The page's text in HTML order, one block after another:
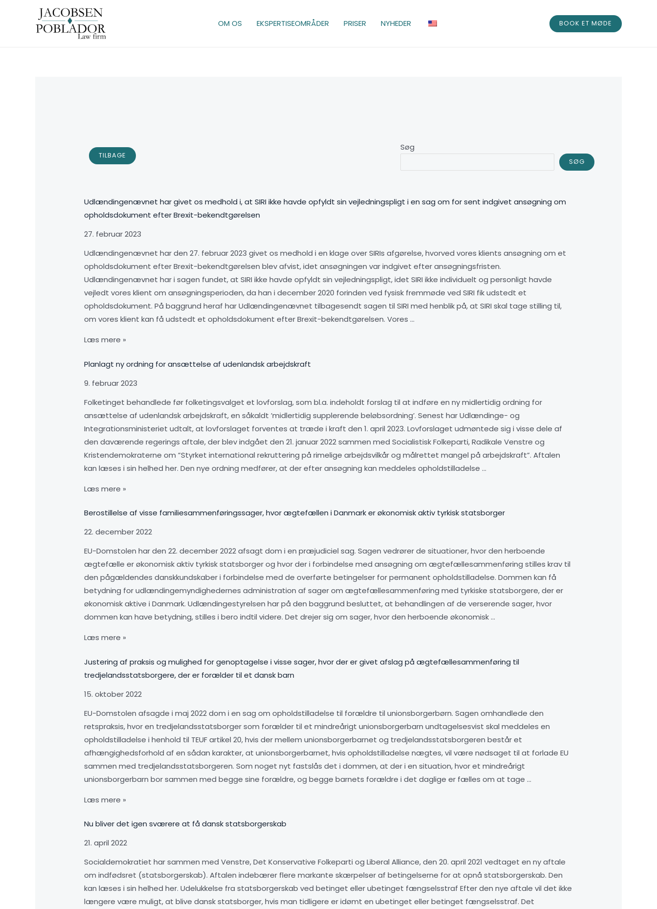
OM OS EKSPERTISEOMRÅDER PRISER NYHEDER BOOK ET MØDE
TILBAGE
Søg
SØG
Udlændingenævnet har givet os medhold i, at SIRI ikke havde opfyldt sin vejledningspligt i en sag om for sent indgivet ansøgning om
opholdsdokument efter Brexit-bekendtgørelsen
27. februar 2023
Udlændingenævnet har den 27. februar 2023 givet os medhold i en klage over SIRIs afgørelse, hvorved vores klients ansøgning om et
opholdsdokument efter Brexit-bekendtgørelsen blev afvist, idet ansøgningen var indgivet efter ansøgningsfristen.
Udlændingenævnet har i sagen fundet, at SIRI ikke havde opfyldt sin vejledningspligt, idet SIRI ikke individuelt og personligt havde
vejledt vores klient om ansøgningsperioden, da han i december 2020 forinden ved fysisk fremmøde ved SIRI fik udstedt et
opholdsdokument. På baggrund heraf har Udlændingenævnet tilbagesendt sagen til SIRI med henblik på, at SIRI skal tage stilling til,
om vores klient kan få udstedt et opholdsdokument efter Brexit-bekendtgørelsen. Vores …
Læs mere »
Planlagt ny ordning for ansættelse af udenlandsk arbejdskraft
9. februar 2023
Folketinget behandlede før folketingsvalget et lovforslag, som bl.a. indeholdt forslag til at indføre en ny midlertidig ordning for
ansættelse af udenlandsk arbejdskraft, en såkaldt ’midlertidig supplerende beløbsordning’. Senest har Udlændinge- og
Integrationsministeriet udtalt, at lovforslaget forventes at træde i kraft den 1. april 2023. Lovforslaget udmøntede sig i visse dele af
den daværende regerings aftale, der blev indgået den 21. januar 2022 sammen med Socialistisk Folkeparti, Radikale Venstre og
Kristendemokraterne om ”Styrket international rekruttering på rimelige arbejdsvilkår og målrettet mangel på arbejdskraft”. Aftalen
kan læses i sin helhed her. Den nye ordning medfører, at der efter ansøgning kan meddeles opholdstilladelse …
Læs mere »
Berostillelse af visse familiesammenføringssager, hvor ægtefællen i Danmark er økonomisk aktiv tyrkisk statsborger
22. december 2022
EU-Domstolen har den 22. december 2022 afsagt dom i en præjudiciel sag. Sagen vedrører de situationer, hvor den herboende
ægtefælle er økonomisk aktiv tyrkisk statsborger og hvor der i forbindelse med ansøgning om ægtefællesammenføring stilles krav til
den pågældendes danskkundskaber i forbindelse med de overførte betingelser for permanent opholdstilladelse. Dommen kan få
betydning for udlændingemyndighedernes administration af sager om ægtefællesammenføring med tyrkiske statsborgere, der er
økonomisk aktive i Danmark. Udlændingestyrelsen har på den baggrund besluttet, at behandlingen af de verserende sager, hvor
dommen kan have betydning, stilles i bero indtil videre. Det drejer sig om sager, hvor den herboende økonomisk …
Læs mere »
Justering af praksis og mulighed for genoptagelse i visse sager, hvor der er givet afslag på ægtefællesammenføring til
tredjelandsstatsborgere, der er forælder til et dansk barn
15. oktober 2022
EU-Domstolen afsagde i maj 2022 dom i en sag om opholdstilladelse til forældre til unionsborgerbørn. Sagen omhandlede den
retspraksis, hvor en tredjelandsstatsborger som forælder til et mindreårigt unionsborgerbarn undtagelsesvist skal meddeles en
opholdstilladelse i henhold til TEUF artikel 20, hvis der mellem unionsborgerbarnet og tredjelandsstatsborgeren består et
afhængighedsforhold af en sådan karakter, at unionsborgerbarnet, hvis opholdstilladelse nægtes, vil være nødsaget til at forlade EU
sammen med tredjelandsstatsborgeren. Som noget nyt fastslås det i dommen, at der i en situation, hvor et mindreårigt
unionsborgerbarn bor sammen med begge sine forældre, og begge barnets forældre i det daglige er fælles om at tage …
Læs mere »
Nu bliver det igen sværere at få dansk statsborgerskab
21. april 2022
Socialdemokratiet har sammen med Venstre, Det Konservative Folkeparti og Liberal Alliance, den 20. april 2021 vedtaget en ny aftale
om indfødsret (statsborgerskab). Aftalen indebærer flere markante skærpelser af betingelserne for at opnå statsborgerskab. Den
kan læses i sin helhed her. Udelukkelse fra statsborgerskab ved betinget eller ubetinget fængselsstraf Efter den nye aftale vil det ikke
længere være muligt, at blive dansk statsborger, hvis man tidligere er idømt en ubetinget eller betinget fængselsstraf. Det